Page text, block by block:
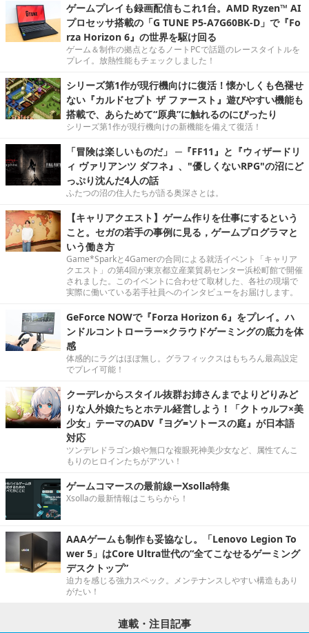
ゲームプレイも録画配信もこれ1台。AMD Ryzen™ AI
プロセッサ搭載の「G TUNE P5-A7G60BK-D」で『Fo
rza Horizon 6』の世界を駆け回る
ゲーム＆制作の拠点となるノートPCで話題のレースタイトルを
プレイ。放熱性能もチェックしました！
シリーズ第1作が現行機向けに復活！懐かしくも色褪せ
ない『カルドセプト ザ ファースト』遊びやすい機能も
搭載で、あらためて“原典”に触れるのにぴったり
シリーズ第1作が現行機向けの新機能を備えて復活！
「冒険は楽しいものだ」 ─『FF11』と『ウィザードリ
ィ ヴァリアンツ ダフネ』、"優しくないRPG"の沼にど
っぷり沈んだ4人の話
ふたつの沼の住人たちが語る奥深さとは。
【キャリアクエスト】ゲーム作りを仕事にするという
こと。セガの若手の事例に見る，ゲームプログラマと
いう働き方
Game*Sparkと4Gamerの合同による就活イベント「キャリア
クエスト」の第4回が東京都立産業貿易センター浜松町館で開催
されました。このイベントに合わせて取材した、各社の現場で
実際に働いている若手社員へのインタビューをお届けします。
GeForce NOWで『Forza Horizon 6』をプレイ。ハ
ンドルコントローラー×クラウドゲーミングの底力を体
感
体感的にラグはほぼ無し。グラフィックスはもちろん最高設定
でプレイ可能！
クーデレからスタイル抜群お姉さんまでよりどりみど
りな人外娘たちとホテル経営しよう！「クトゥルフ×美
少女」テーマのADV『ヨグ=ソトースの庭』が日本語
対応
ツンデレドラゴン娘や無口な複眼死神美少女など、属性てんこ
もりのヒロインたちがアツい！
ゲームコマースの最前線ーXsolla特集
Xsollaの最新情報はこちらから！
AAAゲームも制作も妥協なし。「Lenovo Legion To
wer 5」はCore Ultra世代の“全てこなせるゲーミング
デスクトップ”
迫力を感じる強力スペック。メンテナンスしやすい構造もあり
がたい！
連載・注目記事